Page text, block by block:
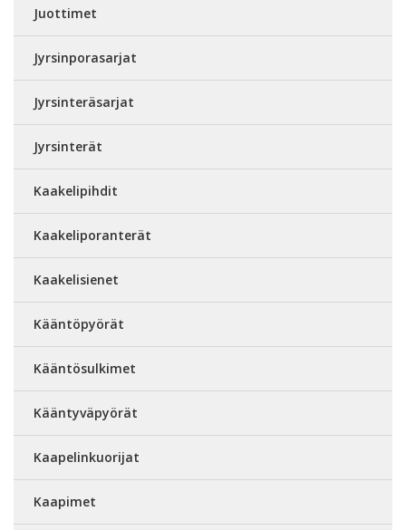
Juottimet
Jyrsinporasarjat
Jyrsinteräsarjat
Jyrsinterät
Kaakelipihdit
Kaakeliporanterät
Kaakelisienet
Kääntöpyörät
Kääntösulkimet
Kääntyväpyörät
Kaapelinkuorijat
Kaapimet